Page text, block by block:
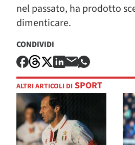
nel passato, ha prodotto
dimenticare.
CONDIVIDI
ALTRI ARTICOLI DI SPORT